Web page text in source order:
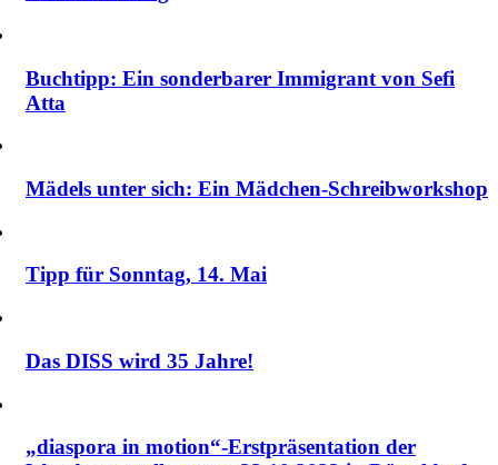
Buchtipp: Ein sonderbarer Immigrant von Sefi
Atta
Mädels unter sich: Ein Mädchen-Schreibworkshop
Tipp für Sonntag, 14. Mai
Das DISS wird 35 Jahre!
„diaspora in motion“-Erstpräsentation der